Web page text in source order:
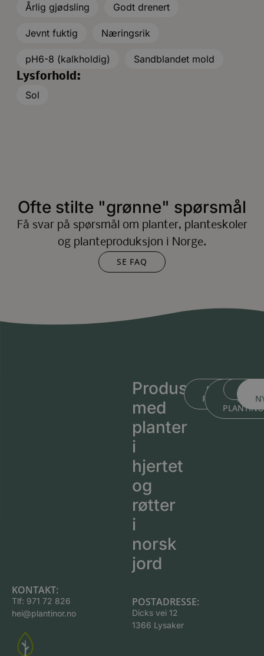
Årlig gjødsling Godt drenert
Jevnt fuktig Næringsrik
pH6-8 (kalkholdig)
Sandblandet mold
Lysforhold:
Sol
Ofte stilte "grønne" spørsmål
Få svar på spørsmål om planter, planteskoler
og planteproduksjon i Norge.
SE FAQ
Produsert
med
planter
i
hjertet
og
røtter
i
norsk
jord
BLI KJENT MED
BLI
MED
KONTAKT:
Tlf: 971 72 826
hei@plantinor.no
POSTADRESSE:
Dicks vei 12
1366 Lysaker